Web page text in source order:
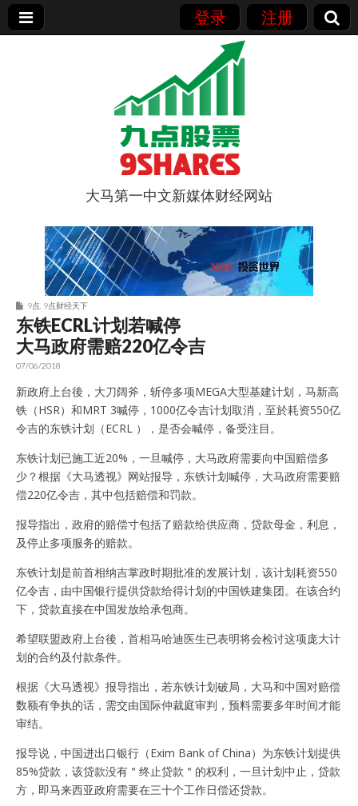
登录 注册
9点股票
大马第一中文新媒体财经网站
9点 9点财经天下
东铁ECRL计划若喊停
大马政府需赔220亿令吉
07/06/2018
新政府上台後，大刀阔斧，斩停多项MEGA大型基建计划，马新高
铁（HSR）和MRT 3喊停，1000亿令吉计划取消，至於耗资550亿
令吉的东铁计划（ECRL ），是否会喊停，备受注目。
东铁计划已施工近20%，一旦喊停，大马政府需要向中国赔偿多
少？根据《大马透视》网站报导，东铁计划喊停，大马政府需要赔
偿220亿令吉，其中包括赔偿和罚款。
报导指出，政府的赔偿寸包括了赔款给供应商，贷款母金，利息，
及停止多项服务的赔款。
东铁计划是前首相纳吉掌政时期批准的发展计划，该计划耗资550
亿令吉，由中国银行提供贷款给得计划的中国铁建集团。在该合约
下，贷款直接在中国发放给承包商。
希望联盟政府上台後，首相马哈迪医生已表明将会检讨这项庞大计
划的合约及付款条件。
根据《大马透视》报导指出，若东铁计划破局，大马和中国对赔偿
数额有争执的话，需交由国际仲裁庭审判，预料需要多年时间才能
审结。
报导说，中国进出口银行（Exim Bank of China）为东铁计划提供
85%贷款，该贷款没有＂终止贷款＂的权利，一旦计划中止，贷款
方，即马来西亚政府需要在三十个工作日偿还贷款。